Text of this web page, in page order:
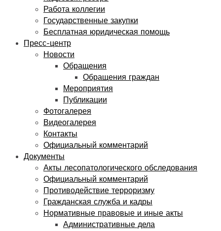
Работа коллегии
Государственные закупки
Бесплатная юридическая помощь
Пресс-центр
Новости
Обращения
Обращения граждан
Мероприятия
Публикации
Фотогалерея
Видеогалерея
Контакты
Официальный комментарий
Документы
Акты лесопатологического обследования
Официальный комментарий
Противодействие терроризму
Гражданская служба и кадры
Нормативные правовые и иные акты
Административные дела